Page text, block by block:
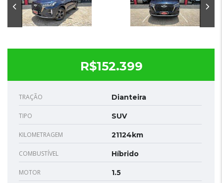
R$152.399
TRAÇÃO Dianteira
TIPO SUV
KILOMETRAGEM 21124km
COMBUSTÍVEL Híbrido
MOTOR 1.5